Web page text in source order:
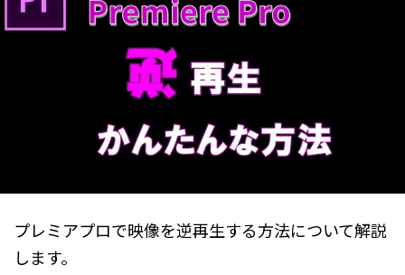
プレミアプロで映像を逆再生する方法について解説
します。